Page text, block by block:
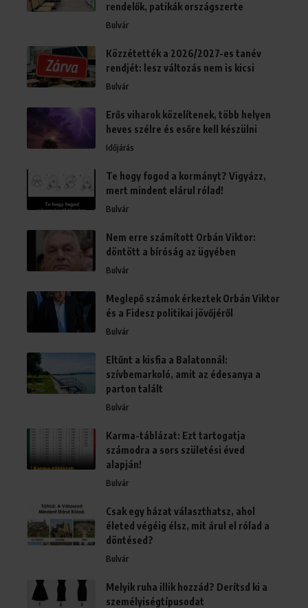
rendelők, patikák országszerte
Bulvár
Közzétették a 2026/2027-es tanév
rendjét: lesz változás nem is kicsi
Bulvár
Erős viharok közelítenek, több helyen
heves szélre és esőre kell készülni
Időjárás
Te hogy fogod a kormányt? Vigyázz,
mert mindent elárul rólad!
Bulvár
Nem erre számított Orbán Viktor:
döntött a bíróság az ügyében
Bulvár
Meglepő számok érkeztek Orbán Viktor
és a Fidesz politikai jövőjéről
Bulvár
Eltűnt a kisfia a Balatonnál:
szívbemarkoló, amit az édesanya a
parton talált
Bulvár
Karma-táblázat: Ezt tartogatja
számodra a sors születési éved
alapján!
Bulvár
Csak egy házat választhatsz, ahol
életed végéig élsz, mit árul el rólad a
döntésed?
Bulvár
Melyik ruha illik hozzád? Derítsd ki a
személyiségtípusodat